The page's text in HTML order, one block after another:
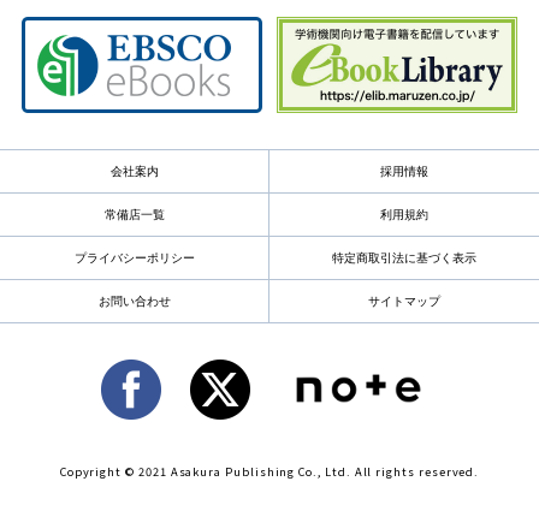
会社案内 採用情報
常備店一覧 利用規約
プライバシーポリシー 特定商取引法に基づく表示
お問い合わせ サイトマップ
Copyright © 2021 Asakura Publishing Co., Ltd. All rights reserved.